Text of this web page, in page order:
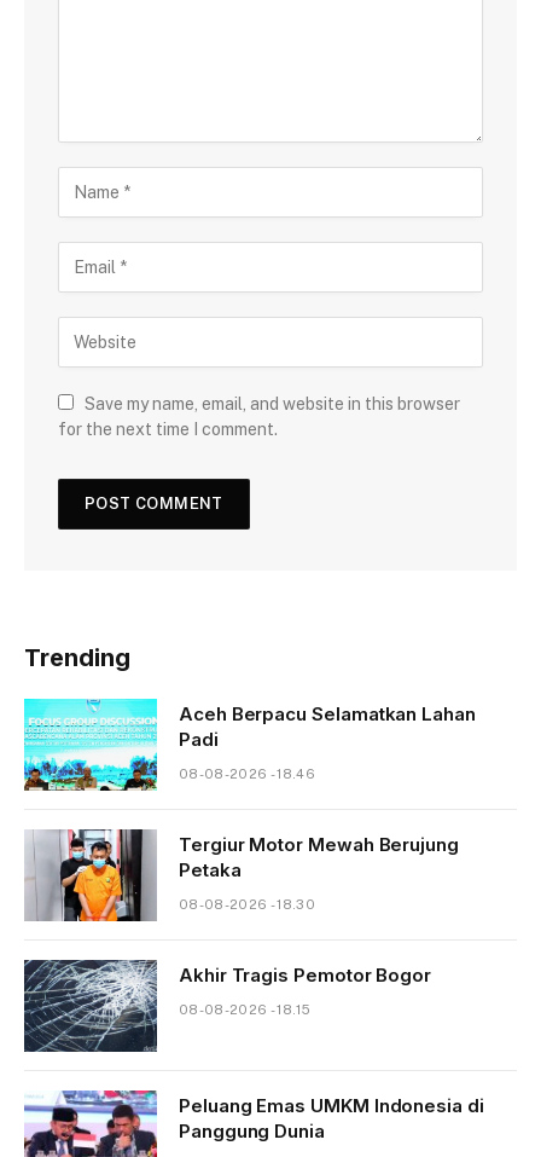
Save my name, email, and website in this browser
for the next time I comment.
Trending
Aceh Berpacu Selamatkan Lahan
Padi
08-08-2026 - 18.46
Tergiur Motor Mewah Berujung
Petaka
08-08-2026 - 18.30
Akhir Tragis Pemotor Bogor
08-08-2026 - 18.15
Peluang Emas UMKM Indonesia di
Panggung Dunia